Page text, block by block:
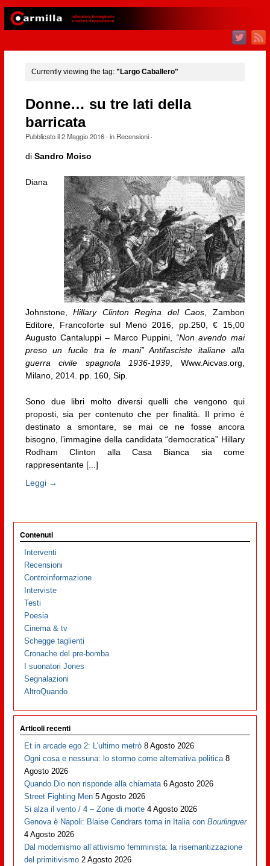
Currently viewing the tag: "Largo Caballero"
Donne… su tre lati della
barricata
Pubblicato il2 Maggio 2016· in Recensioni·
di Sandro Moiso
Diana
Johnstone,Hillary Clinton Regina del Caos , Zambon
Editore, Francoforte sul Meno 2016, pp.250, € 15,00
Augusto Cantaluppi – Marco Puppini, “Non avendo mai
preso un fucile tra le mani” Antifasciste italiane alla
guerra civile spagnola 1936-1939 , Www.Aicvas.org,
Milano, 2014. pp. 160, Sip.
Sono due libri molto diversi quelli che vengono qui
proposti, sia per contenuto che per finalità. Il primo è
destinato a smontare, se mai ce ne fosse ancora
bisogno, l’immagine della candidata “democratica” Hillary
Rodham Clinton alla Casa Bianca sia come
rappresentante [...]
Leggi →
Contenuti
Interventi
Recensioni
Controinformazione
Interviste
Testi
Poesia
Cinema & tv
Schegge taglienti
Cronache del pre-bomba
I suonatori Jones
Segnalazioni
AltroQuando
Articoli recenti
Et in arcade ego 2: L’ultimo metrò 8 Agosto 2026
Ogni cosa e nessuna: lo stormo come alternativa politica 8
Agosto 2026
Quando Dio non risponde alla chiamata 6 Agosto 2026
Street Fighting Men 5 Agosto 2026
Si alza il vento / 4 – Zone di morte 4 Agosto 2026
Genova è Napoli: Blaise Cendrars torna in Italia conBourlinguer
4 Agosto 2026
Dal modernismo all’attivismo femminista: la risemantizzazione
del primitivismo 2 Agosto 2026